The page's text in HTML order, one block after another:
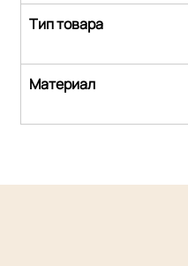
Тип товара
Материал